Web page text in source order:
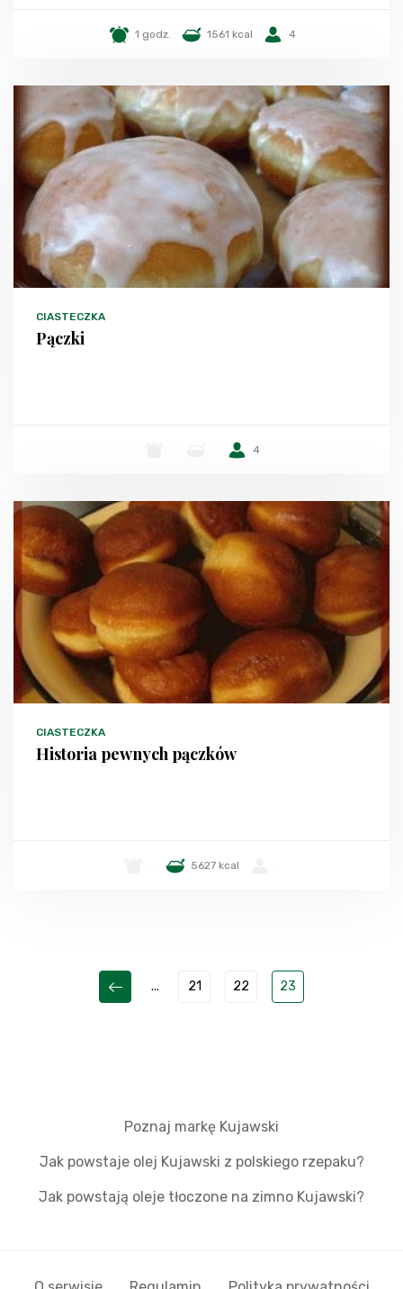
1 godz. 1561 kcal 4
CIASTECZKA
Pączki
4
CIASTECZKA
Historia pewnych pączków
5627 kcal
... 21 22 23
Poznaj markę Kujawski
Jak powstaje olej Kujawski z polskiego rzepaku?
Jak powstają oleje tłoczone na zimno Kujawski?